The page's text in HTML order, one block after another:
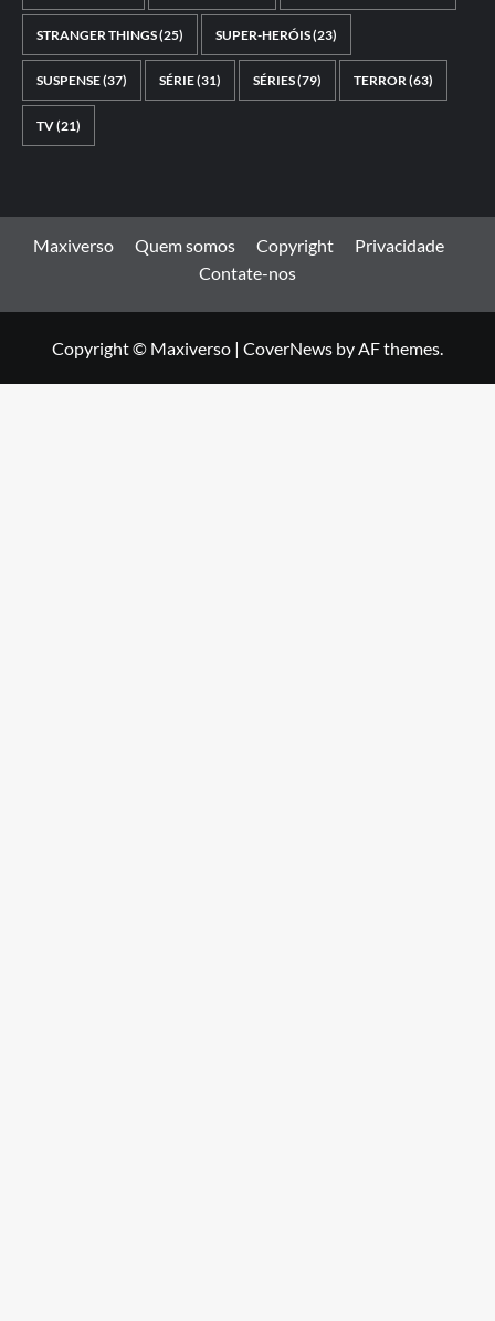
STRANGER THINGS(25) SUPER-HERÓIS(23)
SUSPENSE(37) SÉRIE(31) SÉRIES(79) TERROR(63)
TV(21)
Maxiverso Quem somos Copyright
Privacidade
Contate-nos
Copyright © Maxiverso | CoverNews by AF themes.